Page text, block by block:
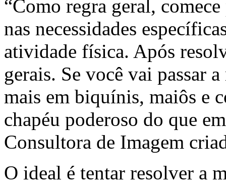
“Como regra geral,
nas necessidades
atividade física. Após
gerais. Se você vai passar
mais em biquínis, maiôs e
chapéu poderoso do que
Consultora de Imagem
O ideal é tentar resolver a